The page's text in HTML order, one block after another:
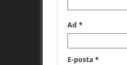
Ad *
E-posta *